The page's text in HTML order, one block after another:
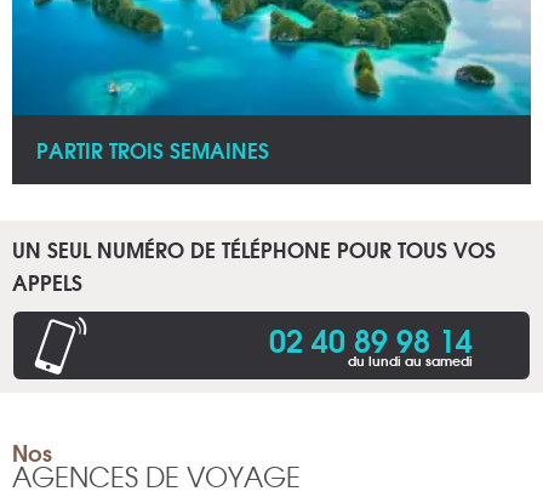
PARTIR TROIS SEMAINES
UN SEUL NUMÉRO DE TÉLÉPHONE POUR TOUS VOS
APPELS
02 40 89 98 14
du lundi au samedi
Nos
AGENCES DE VOYAGE